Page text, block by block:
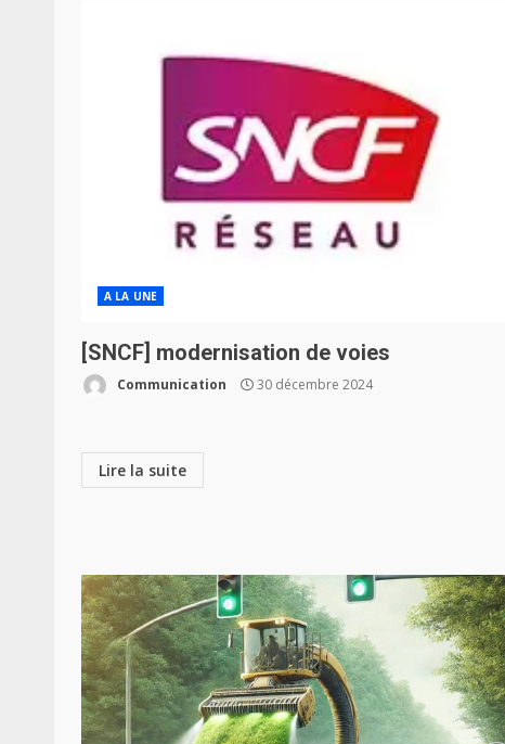
A LA UNE
[SNCF] modernisation de voies
Communication 30 décembre 2024
Lire la suite